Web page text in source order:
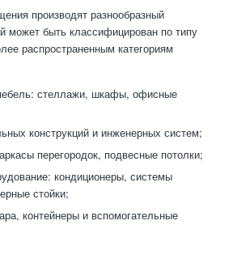
производят разнообразный
может быть классифицирован по типу
распространенным категориям
стеллажи, шкафы, офисные
конструкций и инженерных систем;
перегородок, подвесные потолки;
кондиционеры, системы
стойки;
контейнеры и вспомогательные